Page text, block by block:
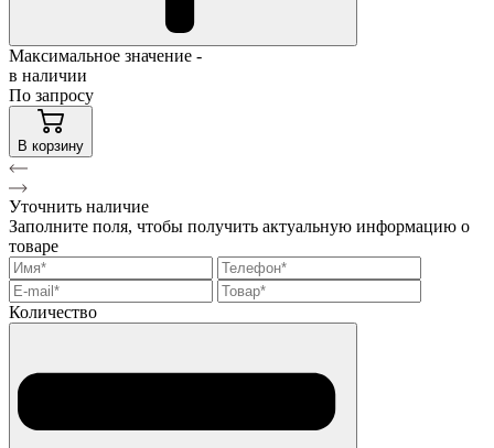
Максимальное значение -
в наличии
По запросу
В корзину
Уточнить наличие
Заполните поля, чтобы получить актуальную информацию о
товаре
Количество